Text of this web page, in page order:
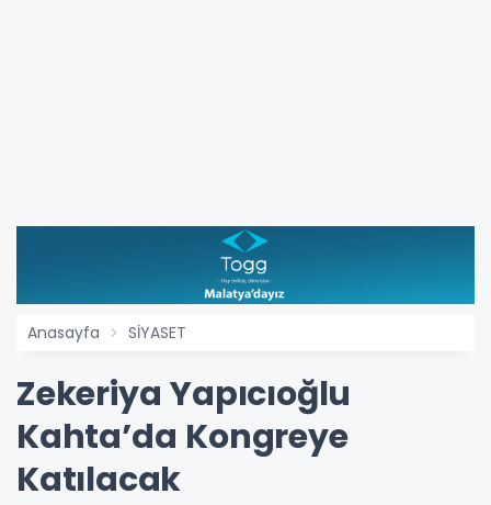
Anasayfa SİYASET
Zekeriya Yapıcıoğlu
Kahta’da Kongreye
Katılacak